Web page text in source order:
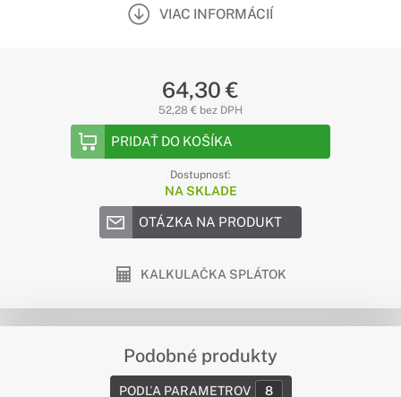
VIAC INFORMÁCIÍ
64,30 €
52,28 € bez DPH
PRIDAŤ DO KOŠÍKA
Dostupnosť:
NA SKLADE
OTÁZKA NA PRODUKT
KALKULAČKA SPLÁTOK
Podobné produkty
PODĽA PARAMETROV 8